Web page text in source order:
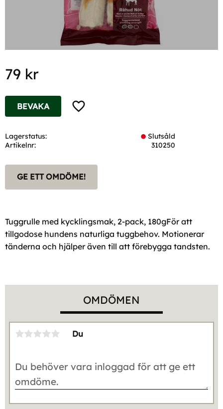
79 kr
Lägg till i favoriter
BEVAKA
Lagerstatus
Slutsåld
Artikelnr
310250
GE ETT OMDÖME!
Tuggrulle med kycklingsmak, 2-pack, 180gFör att
tillgodose hundens naturliga tuggbehov. Motionerar
tänderna och hjälper även till att förebygga tandsten.
OMDÖMEN
Du